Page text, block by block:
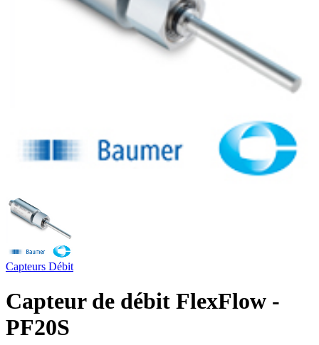
Capteurs Débit
Capteur de débit FlexFlow -
PF20S